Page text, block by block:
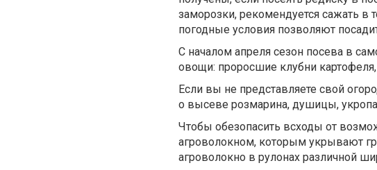
заморозки, рекомендуется сажать в
погодные условия позволяют
С началом апреля сезон посева в
овощи: проросшие клубни
Если вы не представляете свой
о высеве розмарина, душицы,
Чтобы обезопасить всходы от
агроволокном, которым укрывают
агроволокно в рулонах различной